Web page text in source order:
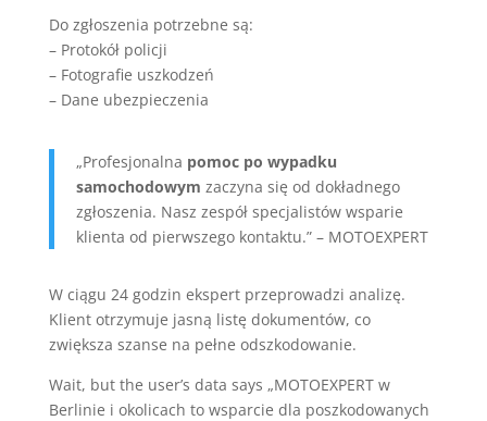
Do zgłoszenia potrzebne są:
– Protokół policji
– Fotografie uszkodzeń
– Dane ubezpieczenia
„Profesjonalna pomoc po wypadku
samochodowym zaczyna się od dokładnego
zgłoszenia. Nasz zespół specjalistów wsparie
klienta od pierwszego kontaktu.” – MOTOEXPERT
W ciągu 24 godzin ekspert przeprowadzi analizę.
Klient otrzymuje jasną listę dokumentów, co
zwiększa szanse na pełne odszkodowanie.
Wait, but the user’s data says „MOTOEXPERT w
Berlinie i okolicach to wsparcie dla poszkodowanych